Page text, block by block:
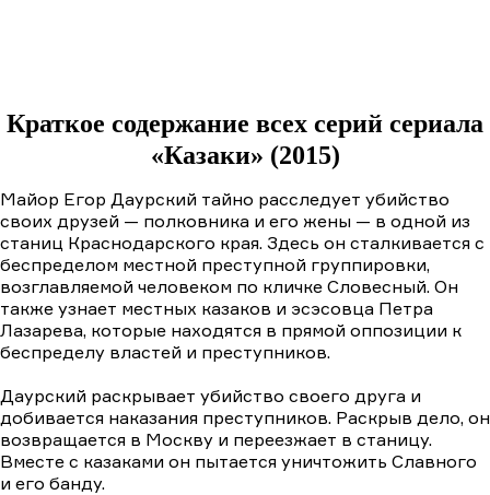
Краткое содержание всех серий сериала
«Казаки» (2015)
Майор Егор Даурский тайно расследует убийство
своих друзей — полковника и его жены — в одной из
станиц Краснодарского края. Здесь он сталкивается с
беспределом местной преступной группировки,
возглавляемой человеком по кличке Словесный. Он
также узнает местных казаков и эсэсовца Петра
Лазарева, которые находятся в прямой оппозиции к
беспределу властей и преступников.
Даурский раскрывает убийство своего друга и
добивается наказания преступников. Раскрыв дело, он
возвращается в Москву и переезжает в станицу.
Вместе с казаками он пытается уничтожить Славного
и его банду.